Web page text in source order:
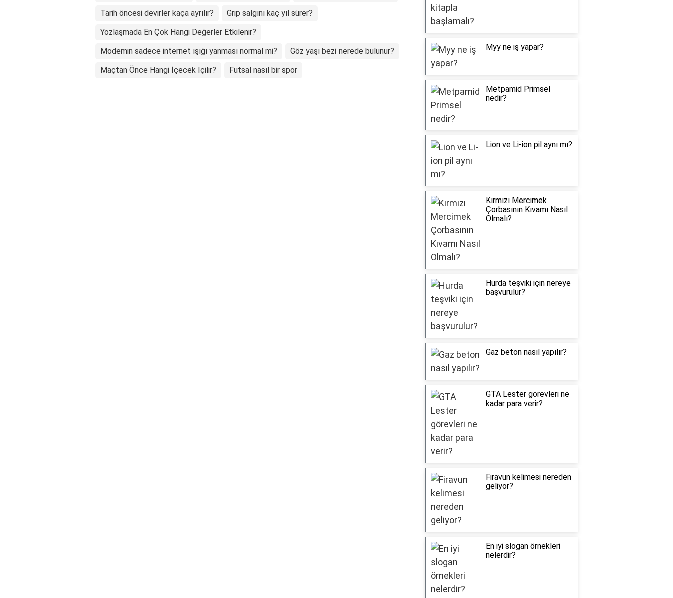
Tarih öncesi devirler kaça ayrılır?
Grip salgını kaç yıl sürer?
Yozlaşmada En Çok Hangi Değerler Etkilenir?
Modemin sadece internet ışığı yanması normal mi?
Göz yaşı bezi nerede bulunur?
Maçtan Önce Hangi İçecek İçilir?
Futsal nasıl bir spor
Myy ne iş yapar?
Metpamid Primsel
nedir?
Lion ve Li-ion pil aynı mı?
Kırmızı Mercimek
Çorbasının Kıvamı Nasıl
Olmalı?
Hurda teşviki için nereye
başvurulur?
Gaz beton nasıl yapılır?
GTA Lester görevleri ne
kadar para verir?
Firavun kelimesi nereden
geliyor?
En iyi slogan örnekleri
nelerdir?